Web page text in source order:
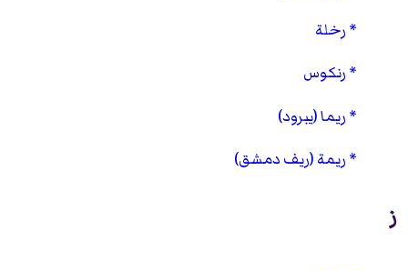
رخلة
رنكوس
ريما (يبرود)
ريمة (ريف دمشق)
ز